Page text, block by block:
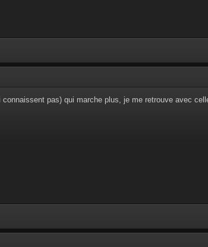
pas) qui marche plus, je me retrouve avec